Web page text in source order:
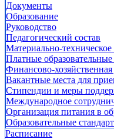
Документы
Образование
Руководство
Педагогический состав
Материально-
Платные образовательные
Финансово-хозяйственная
Вакантные места для
Стипендии и меры
Международное
Организация питания в
Образовательные
Расписание